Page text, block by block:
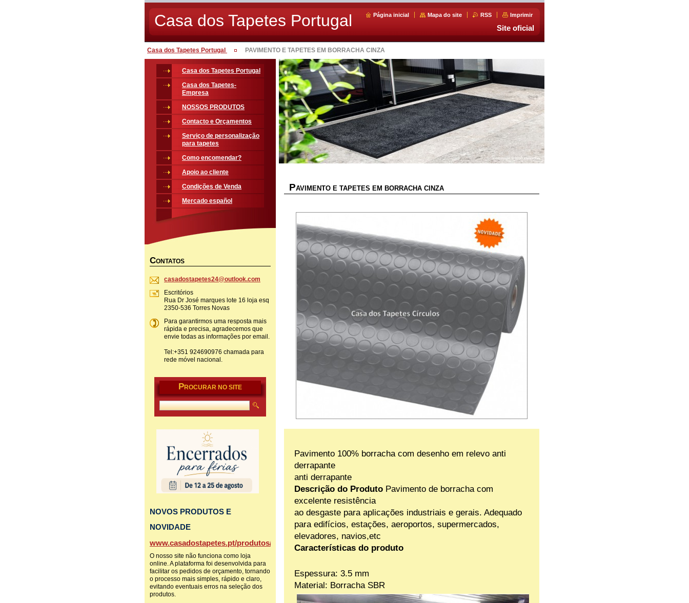
Casa dos Tapetes Portugal Página inicial Mapa do site RSS Imprimir
Site oficial
Casa dos Tapetes Portugal PAVIMENTO E TAPETES EM BORRACHA CINZA
PAVIMENTO E TAPETES EM BORRACHA CINZA
Pavimento 100% borracha com desenho em relevo anti
derrapante
anti derrapante
Descrição do Produto Pavimento de borracha com
excelente resistência
ao desgaste para aplicações industriais e gerais. Adequado
para edifícios, estações, aeroportos, supermercados,
elevadores, navios,etc
Características do produto
Espessura: 3.5 mm
Material: Borracha SBR
Casa dos Tapetes Portugal
Casa dos Tapetes-
Empresa
NOSSOS PRODUTOS
Contacto e Orçamentos
Serviço de personalização
para tapetes
Como encomendar?
Apoio ao cliente
Condições de Venda
Mercado español
CONTATOS
casadostapetes24@outlook.com
Escritórios
Rua Dr José marques lote 16 loja esq
2350-536 Torres Novas
Para garantirmos uma resposta mais
rápida e precisa, agradecemos que
envie todas as informações por email.
Tel:+351 924690976 chamada para
rede móvel nacional.
PROCURAR NO SITE
NOVOS PRODUTOS E
NOVIDADE
www.casadostapetes.pt/produtos/
O nosso site não funciona como loja
online. A plataforma foi desenvolvida para
facilitar os pedidos de orçamento, tornando
o processo mais simples, rápido e claro,
evitando eventuais erros na seleção dos
produtos.